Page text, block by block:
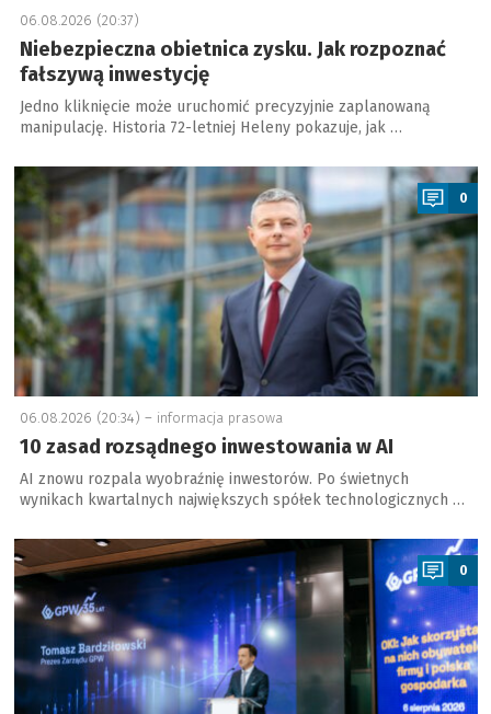
06.08.2026 (20:37)
Niebezpieczna obietnica zysku. Jak rozpoznać
fałszywą inwestycję
Jedno kliknięcie może uruchomić precyzyjnie zaplanowaną
manipulację. Historia 72-letniej Heleny pokazuje, jak …
a
0
06.08.2026 (20:34) – informacja prasowa
10 zasad rozsądnego inwestowania w AI
AI znowu rozpala wyobraźnię inwestorów. Po świetnych
wynikach kwartalnych największych spółek technologicznych …
a
0